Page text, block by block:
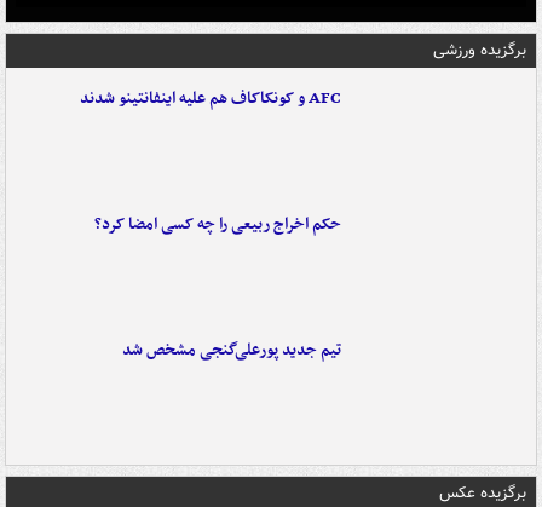
برگزیده ورزشی
AFC و کونکاکاف هم علیه اینفانتینو شدند
حکم اخراج ربیعی را چه کسی امضا کرد؟
تیم جدید پورعلی‌گنجی مشخص شد
برگزیده عکس